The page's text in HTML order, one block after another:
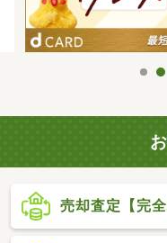
売却査定【完全